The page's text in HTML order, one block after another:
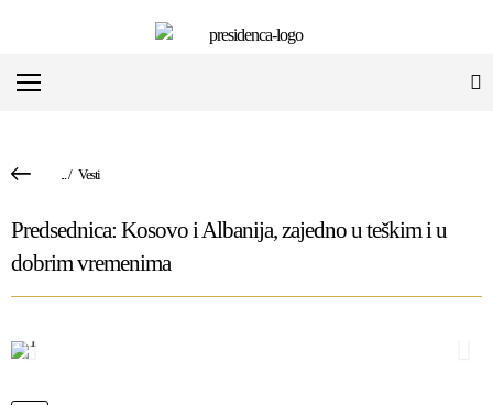
.../ Vesti
Predsednica: Kosovo i Albanija, zajedno u teškim i u
dobrim vremenima